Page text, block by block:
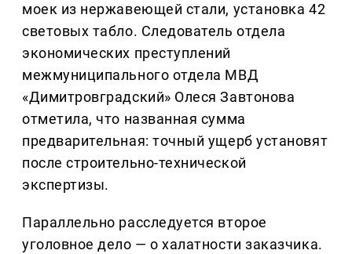
моек из нержавеющей стали, установка 42
световых табло. Следователь отдела
экономических преступлений
межмуниципального отдела МВД
«Димитровградский» Олеся Завтонова
отметила, что названная сумма
предварительная: точный ущерб установят
после строительно-технической
экспертизы.
Параллельно расследуется второе
уголовное дело — о халатности заказчика.